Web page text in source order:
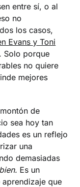
entre sí, o al
no
los casos,
Evans y Toni
. Solo porque
no quiere
mejores
de
sea hoy tan
es un reflejo
una
demasiadas
Es un
que